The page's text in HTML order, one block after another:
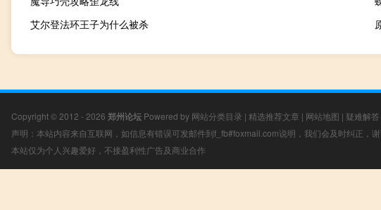
艾尔登法环王子为什么被杀
Copyright © 2012 - 2026 郑州论坛 Powered by 网站分类目录 | 精选推荐文章 | 网站地图 | 疑难解答
声明：本站内容来自互联网，如信息有错误可发邮件到f_fb#foxmail.com说明，我们会及时纠正，
本站仅为个人兴趣爱好，不接盈利性广告及商业合作